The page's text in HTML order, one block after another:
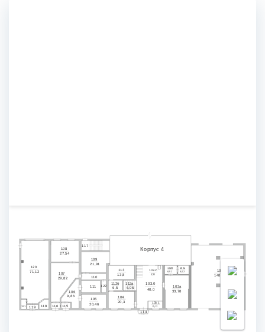
1
Корпус 4
108
120
118
119
121
101
113
112б 112а
1 2
2
104
114
107
106
116 115
111
117
109
110
105
27,54
71,12
148,19
102а
33,78
102б
6,51
102в
6,02
13,8
6,5 6,06
20, 3
29,82
9,86
21,91
20,46
103.0
103.1
103.2
40,0
6,0
2,0